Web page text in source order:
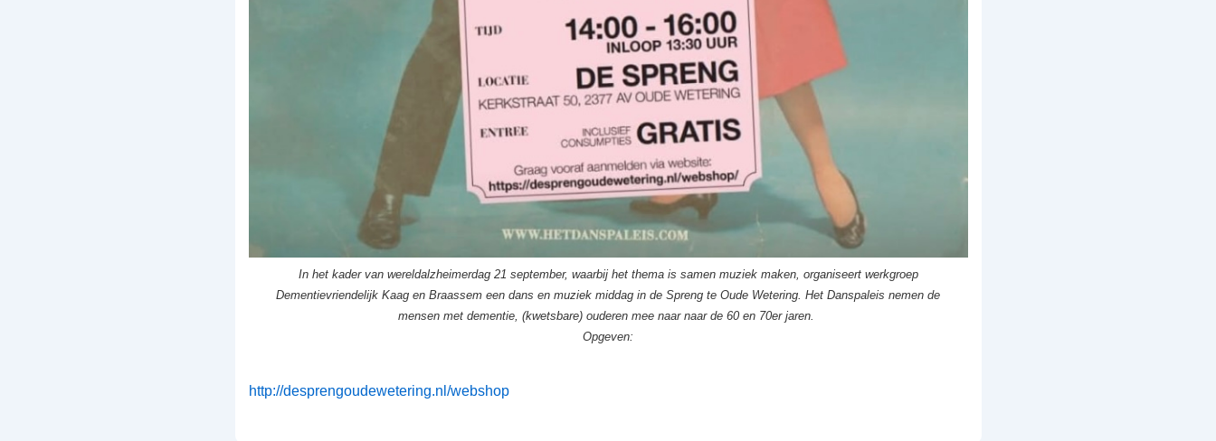
In het kader van wereldalzheimerdag 21 september, waarbij het thema is samen muziek maken, organiseert werkgroep
Dementievriendelijk Kaag en Braassem een dans en muziek middag in de Spreng te Oude Wetering. Het Danspaleis nemen de
mensen met dementie, (kwetsbare) ouderen mee naar naar de 60 en 70er jaren.
Opgeven:
http://desprengoudewetering.nl/webshop